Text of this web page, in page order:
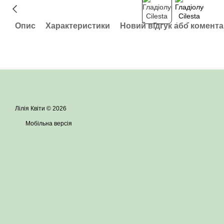
Опис Характеристики Новий відгук або
Лілія Квіти © 2026
Мобільна версія